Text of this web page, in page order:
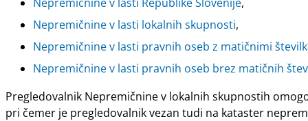
Nepremičnine v lasti lokalnih skupnosti,
Nepremičnine v lasti pravnih oseb z matičnimi
Nepremičnine v lasti pravnih oseb brez matičnih
Pregledovalnik Nepremičnine v lokalnih skupnostih
pri čemer je pregledovalnik vezan tudi na kataster